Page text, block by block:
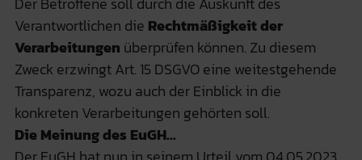
Verantwortlichen die Rechtmäßigkeit der
Verarbeitungen überprüfen können. Zu diesem
Zweck erzwingt Art. 15 DSGVO eine weitestgehende
Transparenz, wozu auch der Einblick in die
konkreten Verarbeitungen gehörten soll.
Die Meinung des EuGH...